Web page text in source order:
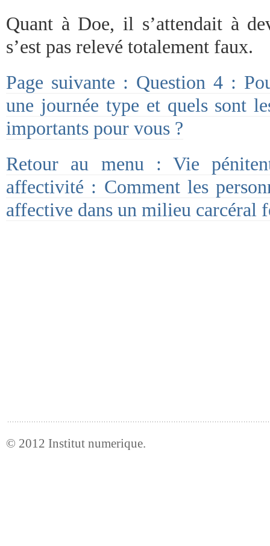
Quant à Doe, il s’attendait à
s’est pas relevé totalement faux.
Page suivante : Question 4 :
une journée type et quels sont
importants pour vous ?
Retour au menu : Vie
affectivité : Comment les
affective dans un milieu carcéral
© 2012 Institut numerique.